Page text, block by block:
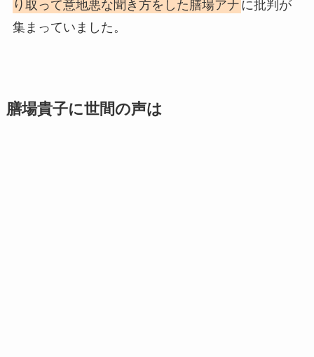
り取って意地悪な聞き方をした膳場アナ に批判が
集まっていました。
膳場貴子に世間の声は